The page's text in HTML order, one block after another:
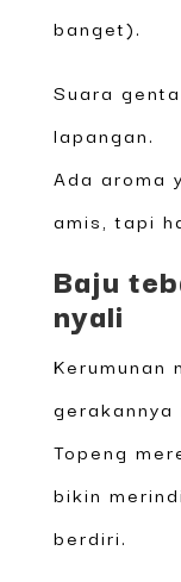
banget).
Suara
lapangan.
Ada aroma
amis, tapi
Baju
nyali
Kerumunan
Topeng
bikin
berdiri.